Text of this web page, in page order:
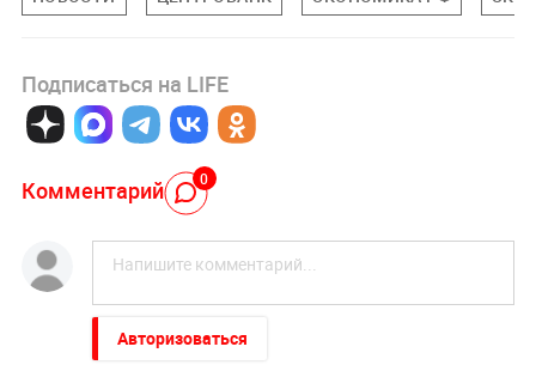
Подписаться на LIFE
Комментарий 0
Авторизоваться